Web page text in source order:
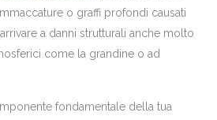
o graffi profondi causati
a danni strutturali anche molto
come la grandine o ad
fondamentale della tua